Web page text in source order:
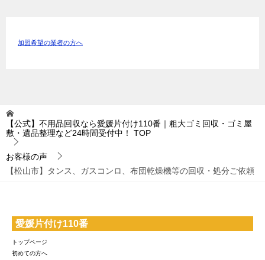
加盟希望の業者の方へ
【公式】不用品回収なら愛媛片付け110番｜粗大ゴミ回収・ゴミ屋
敷・遺品整理など24時間受付中！
TOP
お客様の声
【松山市】タンス、ガスコンロ、布団乾燥機等の回収・処分ご依頼
愛媛片付け110番
トップページ
初めての方へ